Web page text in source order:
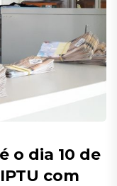
o dia 10 de
com